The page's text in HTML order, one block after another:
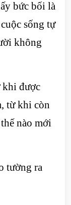
bức bối là
sống tự
không
được
từ khi còn
nào mới
tường ra